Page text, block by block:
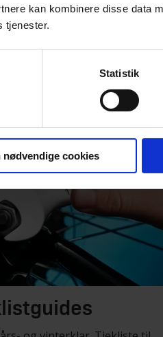
kan kombinere disse data
tjenester.
Statistik
nødvendige cookies